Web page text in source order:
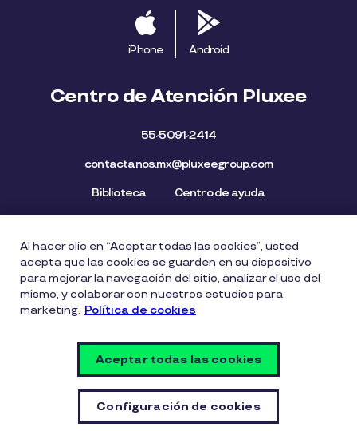
iPhone Android
Centro de Atención Pluxee
55-5091-2414
contactanos.mx@pluxeegroup.com
Biblioteca Centro de ayuda
Mapa del Sitio Aviso de privacidad Política de cookies
Licencia de Uso de Marca Política de Denuncia
Carta Ética Lista de precios
Información
Configuración de cookies
Al hacer clic en “Aceptar todas las cookies”, usted
acepta que las cookies se guarden en su dispositivo
para mejorar la navegación del sitio, analizar el uso del
mismo, y colaborar con nuestros estudios para
marketing. Política de cookies
Configuración de cookies
Aceptar todas las cookies